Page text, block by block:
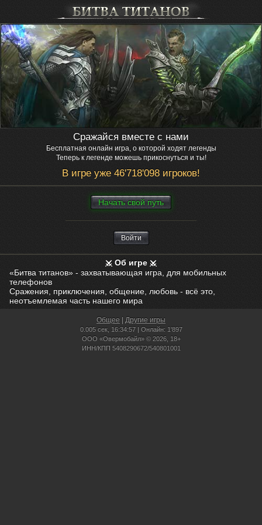
Сражайся вместе с нами
Бесплатная онлайн игра, о которой ходят легенды
Теперь к легенде можешь прикоснуться и ты!
В игре уже 46'718'098 игроков!
Нaчaть свой путь
Войти
Об игре
«Битва титанов» - захватывающая игра, для мобильных
телефонов
Сражения, приключения, общение, любовь - всё это,
неотъемлемая часть нашего мира
Общее Другие игры
0.005 сек, 16:34:57 | Онлайн: 1'897
ООО «Овермобайл» © 2026, 18+
ИНН/КПП 5408290672/540801001